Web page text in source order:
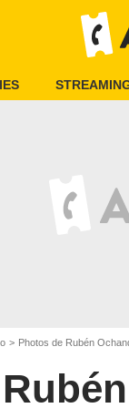
Photos de Rubén